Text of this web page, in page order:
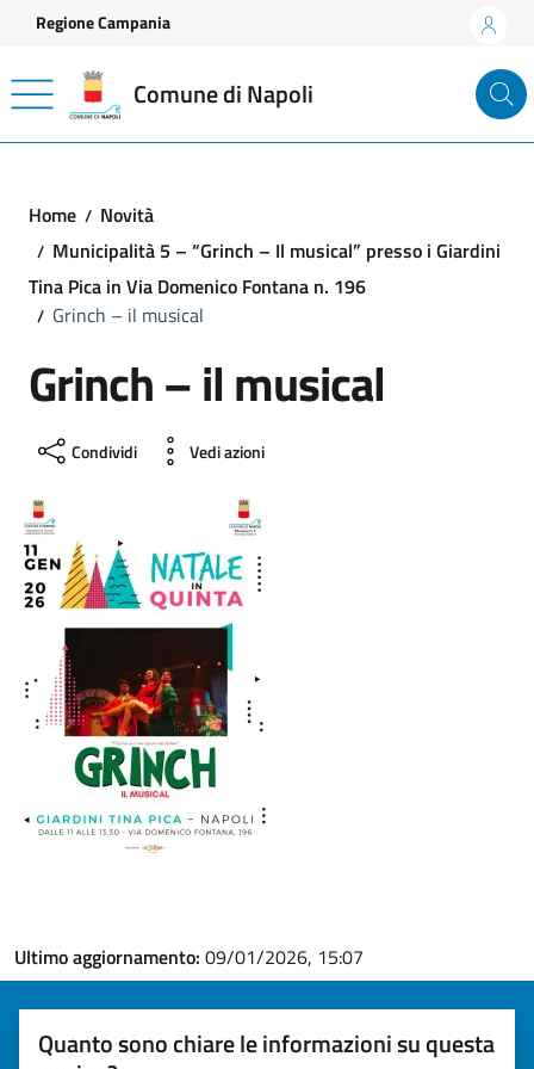
Vai ai contenuti
Vai al footer
Regione Campania
Comune di Napoli
Home
Novità
Municipalità 5 – “Grinch – Il musical” presso i Giardini
Tina Pica in Via Domenico Fontana n. 196
Grinch – il musical
Grinch – il musical
Condividi Vedi azioni
Ultimo aggiornamento: 09/01/2026, 15:07
Quanto sono chiare le informazioni su questa